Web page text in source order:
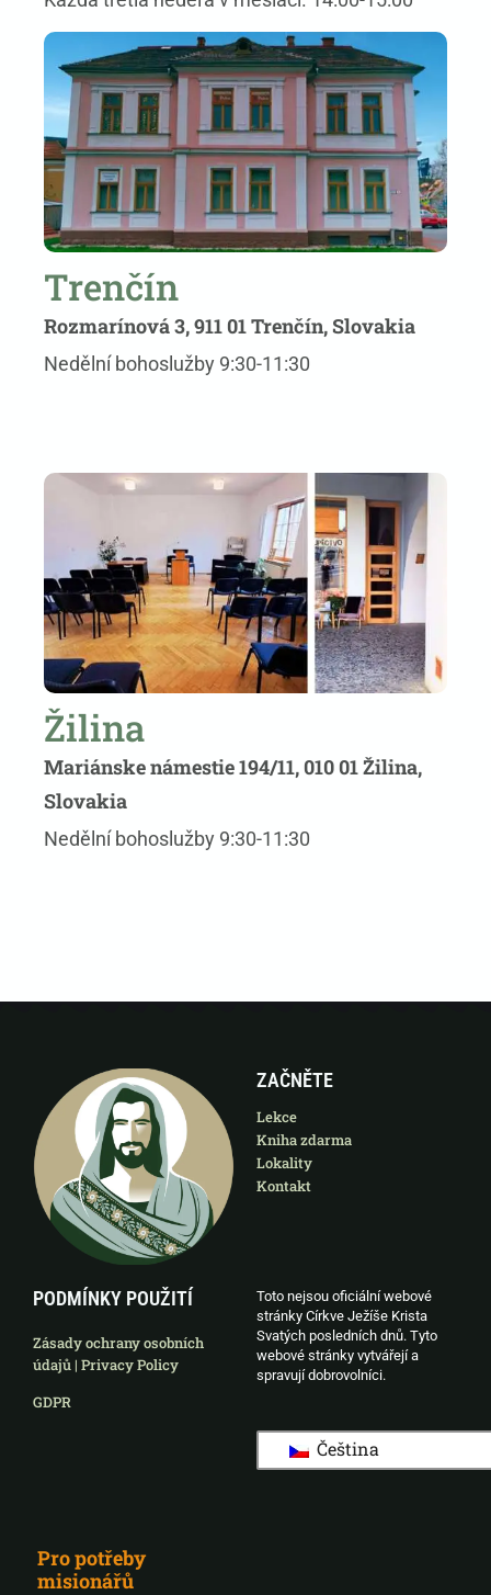
Trenčín
Rozmarínová 3, 911 01 Trenčín, Slovakia
Nedělní bohoslužby 9:30-11:30
Žilina
Mariánske námestie 194/11, 010 01 Žilina,
Slovakia
Nedělní bohoslužby 9:30-11:30
ZAČNĚTE
Lekce
Kniha zdarma
Lokality
Kontakt
PODMÍNKY POUŽITÍ
Zásady ochrany osobních
údajů | Privacy Policy
GDPR
Toto nejsou oficiální webové
stránky Církve Ježíše Krista
Svatých posledních dnů. Tyto
webové stránky vytvářejí a
spravují dobrovolníci.
Čeština
Pro potřeby
misionářů